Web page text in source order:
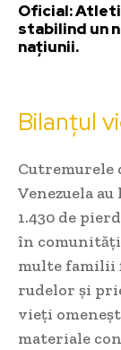
Oficial:
stabilind un
națiunii.
Bilanțul
Cutremurele
Venezuela
1.430 de
în
multe familii
rudelor și
vieți
materiale